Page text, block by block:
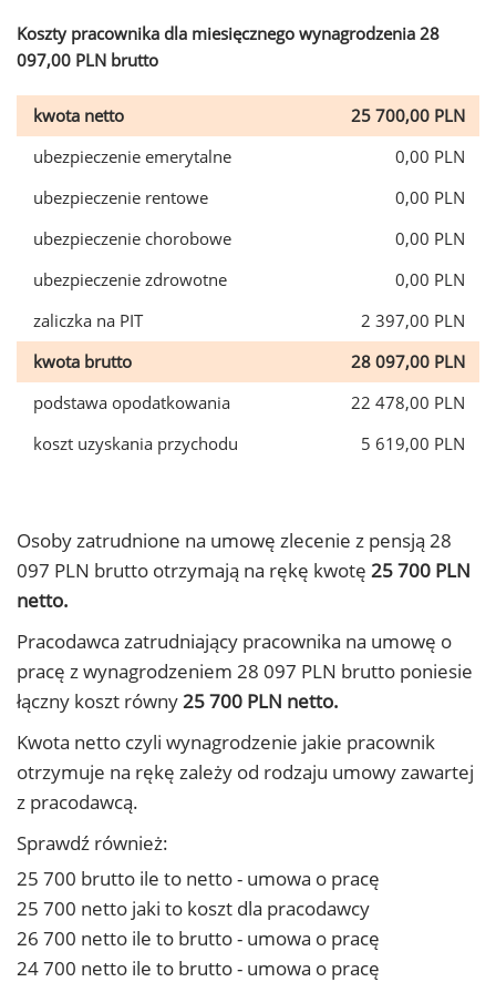
Koszty pracownika dla miesięcznego wynagrodzenia 28
097,00 PLN brutto
kwota netto
25 700,00 PLN
ubezpieczenie emerytalne
0,00 PLN
ubezpieczenie rentowe
0,00 PLN
ubezpieczenie chorobowe
0,00 PLN
ubezpieczenie zdrowotne
0,00 PLN
zaliczka na PIT
2 397,00 PLN
kwota brutto
28 097,00 PLN
podstawa opodatkowania
22 478,00 PLN
koszt uzyskania przychodu
5 619,00 PLN
Osoby zatrudnione na umowę zlecenie z pensją 28
097 PLN brutto otrzymają na rękę kwotę 25 700 PLN
netto.
Pracodawca zatrudniający pracownika na umowę o
pracę z wynagrodzeniem 28 097 PLN brutto poniesie
łączny koszt równy25 700 PLN netto.
Kwota netto czyli wynagrodzenie jakie pracownik
otrzymuje na rękę zależy od rodzaju umowy zawartej
z pracodawcą.
Sprawdź również:
25 700 brutto ile to netto - umowa o pracę
25 700 netto jaki to koszt dla pracodawcy
26 700 netto ile to brutto - umowa o pracę
24 700 netto ile to brutto - umowa o pracę